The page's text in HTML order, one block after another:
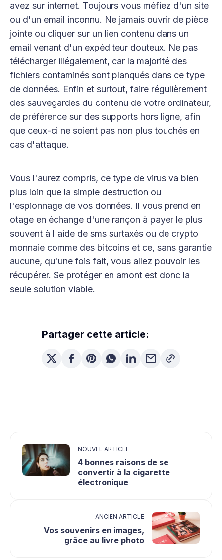
avez sur internet. Toujours vous méfiez d'un site
ou d'un email inconnu. Ne jamais ouvrir de pièce
jointe ou cliquer sur un lien contenu dans un
email venant d'un expéditeur douteux. Ne pas
télécharger illégalement, car la majorité des
fichiers contaminés sont planqués dans ce type
de données. Enfin et surtout, faire régulièrement
des sauvegardes du contenu de votre ordinateur,
de préférence sur des supports hors ligne, afin
que ceux-ci ne soient pas non plus touchés en
cas d'attaque.
Vous l'aurez compris, ce type de virus va bien
plus loin que la simple destruction ou
l'espionnage de vos données. Il vous prend en
otage en échange d'une rançon à payer le plus
souvent à l'aide de sms surtaxés ou de crypto
monnaie comme des bitcoins et ce, sans garantie
aucune, qu'une fois fait, vous allez pouvoir les
récupérer. Se protéger en amont est donc la
seule solution viable.
Partager cette article:
NOUVEL ARTICLE
4 bonnes raisons de se
convertir à la cigarette
électronique
ANCIEN ARTICLE
Vos souvenirs en images,
grâce au livre photo